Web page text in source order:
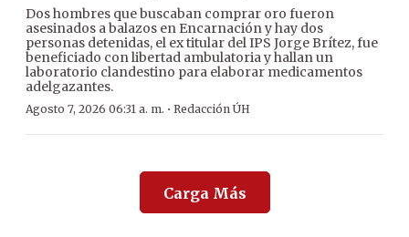
Dos hombres que buscaban comprar oro fueron
asesinados a balazos en Encarnación y hay dos
personas detenidas, el ex titular del IPS Jorge Brítez, fue
beneficiado con libertad ambulatoria y hallan un
laboratorio clandestino para elaborar medicamentos
adelgazantes.
Agosto 7, 2026 06:31 a. m. · Redacción ÚH
Carga Más